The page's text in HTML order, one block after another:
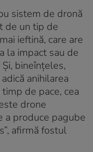
sistem de dronă
de un tip de
ieftină, care are
la impact sau de
bineînțeles,
anihilarea
de pace, cea
drone
a produce pagube
afirmă fostul